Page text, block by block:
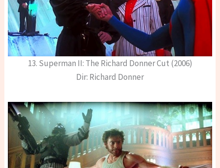
13. Superman II: The Richard Donner Cut (2006)
Dir: Richard Donner